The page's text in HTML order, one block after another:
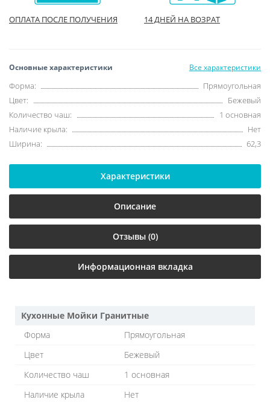
ОПЛАТА ПОСЛЕ ПОЛУЧЕНИЯ 14 ДНЕЙ НА ВОЗРАТ
Основные характеристики Все характеристики
Форма:
Прямоугольная
Цвет:
Бежевый
Количество чаш:
1 основная
Наличие крыла:
Нет
Ширина:
62,3
Характеристики
Описание
Отзывы (0)
Информационная вкладка
Кухонные Мойки Гранитные
Форма
Прямоугольная
Цвет
Бежевый
Количество чаш
1 основная
Наличие крыла
Нет